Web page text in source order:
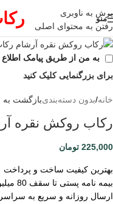
پرش به ناوبری
رفتن به محتوای اصلی
منو
به من از طریق پیامک اطلاع
برای بزرگنمایی کلیک کنید
خانه/بدون دسته‌بندیبازگشت
رکاب روکش نقره
225,000 تومان
بهترین کیفیت ساخت و پرداخت
بیمه نامه پستی تا سقف 80 میلیون
ارسال روزانه و سریع به